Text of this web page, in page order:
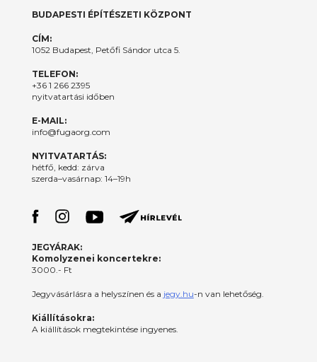
BUDAPESTI ÉPÍTÉSZETI KÖZPONT
CÍM:
1052 Budapest, Petőfi Sándor utca 5.
TELEFON:
+36 1 266 2395
nyitvatartási időben
E-MAIL:
info@fugaorg.com
NYITVATARTÁS:
hétfő, kedd: zárva
szerda–vasárnap: 14–19h
JEGYÁRAK:
Komolyzenei koncertekre:
3000.- Ft
Jegyvásárlásra a helyszínen és a jegy.hu-n van lehetőség.
Kiállításokra:
A kiállítások megtekintése ingyenes.